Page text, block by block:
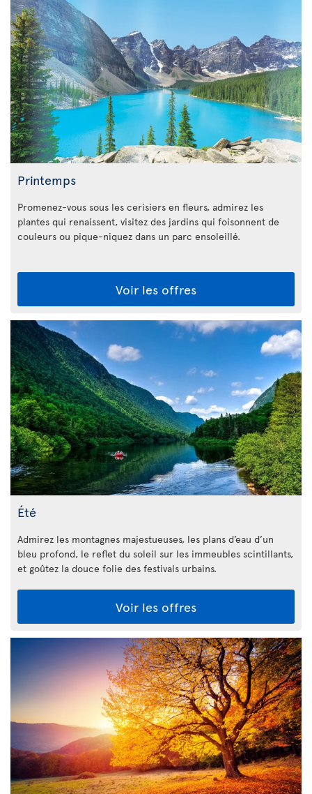
Printemps
Promenez-vous sous les cerisiers en fleurs, admirez les
plantes qui renaissent, visitez des jardins qui foisonnent de
couleurs ou pique-niquez dans un parc ensoleillé.
Voir les offres
Été
Admirez les montagnes majestueuses, les plans d’eau d’un
bleu profond, le reflet du soleil sur les immeubles scintillants,
et goûtez la douce folie des festivals urbains.
Voir les offres